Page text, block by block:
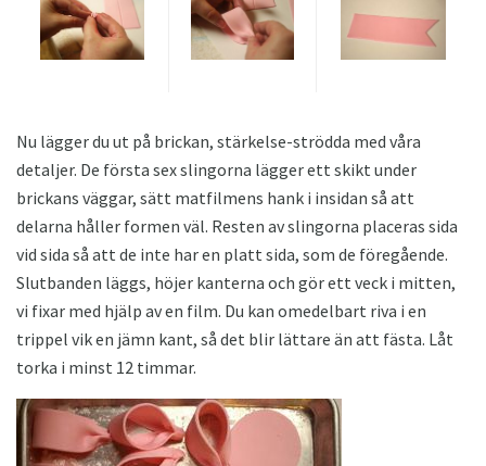
Nu lägger du ut på brickan, stärkelse-strödda med våra
detaljer. De första sex slingorna lägger ett skikt under
brickans väggar, sätt matfilmens hank i insidan så att
delarna håller formen väl. Resten av slingorna placeras sida
vid sida så att de inte har en platt sida, som de föregående.
Slutbanden läggs, höjer kanterna och gör ett veck i mitten,
vi fixar med hjälp av en film. Du kan omedelbart riva i en
trippel vik en jämn kant, så det blir lättare än att fästa. Låt
torka i minst 12 timmar.